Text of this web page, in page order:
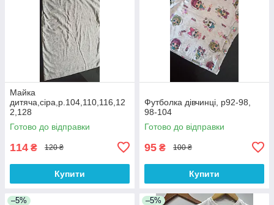
Майка
дитяча,сіра,р.104,110,116,12
2,128
Готово до відправки
114 ₴ 120 ₴
Купити
Футболка дівчинці, р92-98,
98-104
Готово до відправки
95 ₴ 100 ₴
Купити
–5% –5%